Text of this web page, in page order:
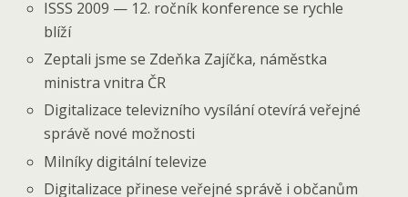
ISSS 2009 — 12. ročník konference se rychle
blíží
Zeptali jsme se Zdeňka Zajíčka, náměstka
ministra vnitra ČR
Digitalizace televizního vysílání otevírá veřejné
správě nové možnosti
Milníky digitální televize
Digitalizace přinese veřejné správě i občanům